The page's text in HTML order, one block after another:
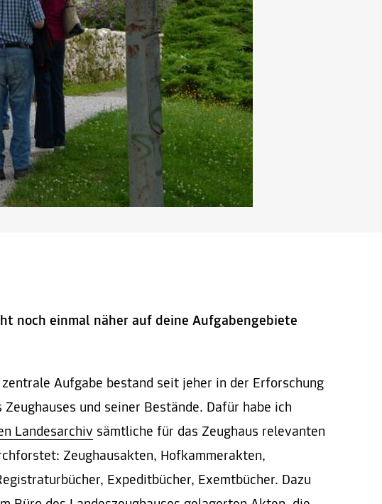
noch einmal näher auf deine Aufgabengebiete
Aufgabe bestand seit jeher in der Erforschung
Zeughauses und seiner Bestände. Dafür habe ich
Landesarchiv sämtliche für das Zeughaus relevanten
Zeughausakten, Hofkammerakten,
Expeditbücher, Exemtbücher. Dazu